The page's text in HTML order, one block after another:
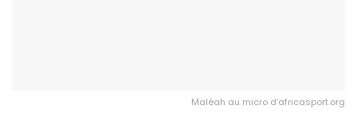
Maléah au micro d'africasport.org